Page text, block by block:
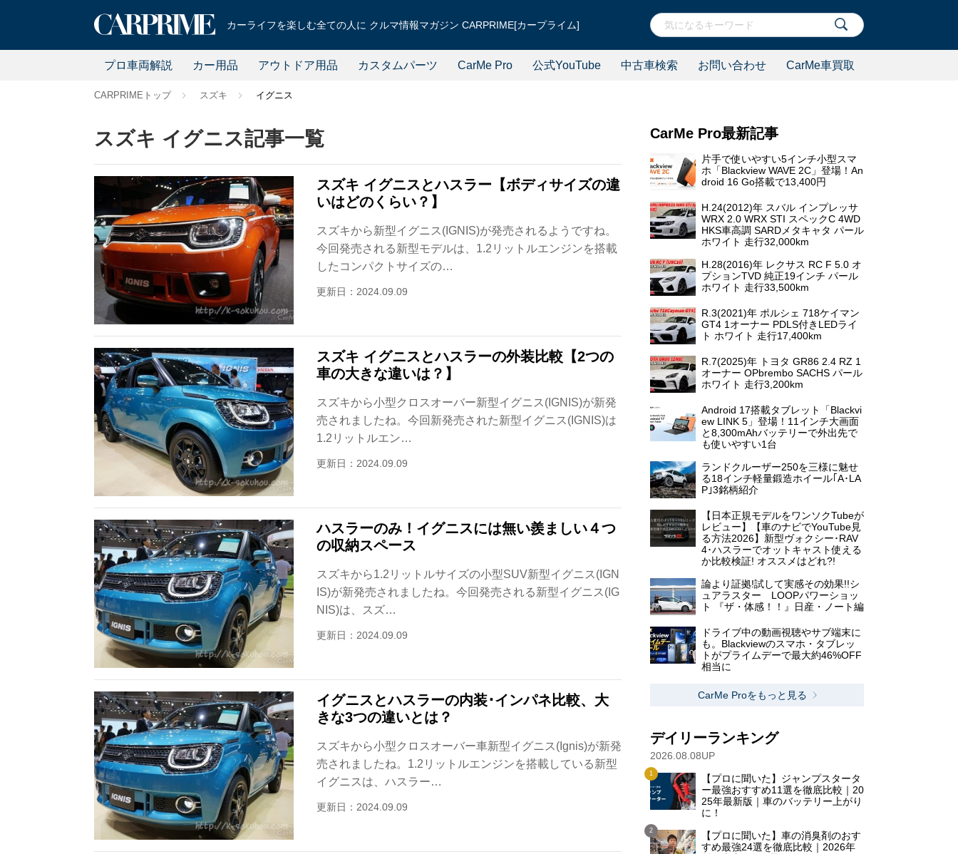
カーライフを楽しむ全ての人に クルマ情報マガジン CARPRIME[カープライム]
プロ車両解説 カー用品 アウトドア用品 カスタムパーツ CarMe Pro 公式YouTube 中古車検索 お問い合わせ CarMe車買取
CARPRIMEトップ スズキ イグニス
スズキ イグニス記事一覧
スズキ イグニスとハスラー【ボディサイズの違
いはどのくらい？】
スズキから新型イグニス(IGNIS)が発売されるようですね。
今回発売される新型モデルは、1.2リットルエンジンを搭載
したコンパクトサイズの…
更新日：2024.09.09
スズキ イグニスとハスラーの外装比較【2つの
車の大きな違いは？】
スズキから小型クロスオーバー新型イグニス(IGNIS)が新発
売されましたね。今回新発売された新型イグニス(IGNIS)は
1.2リットルエン…
更新日：2024.09.09
ハスラーのみ！イグニスには無い羨ましい４つ
の収納スペース
スズキから1.2リットルサイズの小型SUV新型イグニス(IGN
IS)が新発売されましたね。今回発売される新型イグニス(IG
NIS)は、スズ…
更新日：2024.09.09
イグニスとハスラーの内装･インパネ比較、大
きな3つの違いとは？
スズキから小型クロスオーバー車新型イグニス(Ignis)が新発
売されましたね。1.2リットルエンジンを搭載している新型
イグニスは、ハスラー…
更新日：2024.09.09
CarMe Pro最新記事
片手で使いやすい5インチ小型スマ
ホ「Blackview WAVE 2C」登場！An
droid 16 Go搭載で13,400円
H.24(2012)年 スバル インプレッサ
WRX 2.0 WRX STI スペックC 4WD
HKS車高調 SARDメタキャタ パール
ホワイト 走行32,000km
H.28(2016)年 レクサス RC F 5.0 オ
プションTVD 純正19インチ パール
ホワイト 走行33,500km
R.3(2021)年 ポルシェ 718ケイマン
GT4 1オーナー PDLS付きLEDライ
ト ホワイト 走行17,400km
R.7(2025)年 トヨタ GR86 2.4 RZ 1
オーナー OPbrembo SACHS パール
ホワイト 走行3,200km
Android 17搭載タブレット「Blackvi
ew LINK 5」登場！11インチ大画面
と8,300mAhバッテリーで外出先で
も使いやすい1台
ランドクルーザー250を三様に魅せ
る18インチ軽量鍛造ホイール｢A･LA
P｣3銘柄紹介
【日本正規モデルをワンソクTubeが
レビュー】【車のナビでYouTube見
る方法2026】新型ヴォクシー･RAV
4･ハスラーでオットキャスト使える
か比較検証! オススメはどれ?!
論より証拠!試して実感その効果!!シ
ュアラスター LOOPパワーショッ
ト 『ザ・体感！！』日産・ノート編
ドライブ中の動画視聴やサブ端末に
も。Blackviewのスマホ・タブレッ
トがプライムデーで最大約46%OFF
相当に
CarMe Proをもっと見る
デイリーランキング
2026.08.08UP
【プロに聞いた】ジャンプスタータ
ー最強おすすめ11選を徹底比較｜20
25年最新版｜車のバッテリー上がり
に！
【プロに聞いた】車の消臭剤のおす
すめ最強24選を徹底比較｜2026年